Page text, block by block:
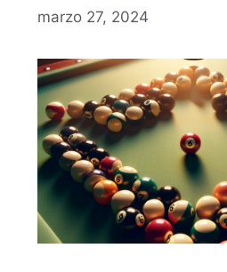
marzo 27, 2024